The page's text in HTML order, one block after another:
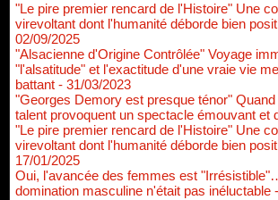
"Le pire premier rencard de l'Histoire" Une
virevoltant dont l'humanité déborde bien
02/09/2025
"Alsacienne d'Origine Contrôlée" Voyage
"l'alsatitude" et l'exactitude d'une vraie vie
battant - 31/03/2023
"Georges Demory est presque ténor"
talent provoquent un spectacle émouvant et
"Le pire premier rencard de l'Histoire" Une
virevoltant dont l'humanité déborde bien
17/01/2025
Oui, l'avancée des femmes est
domination masculine n'était pas inéluctable